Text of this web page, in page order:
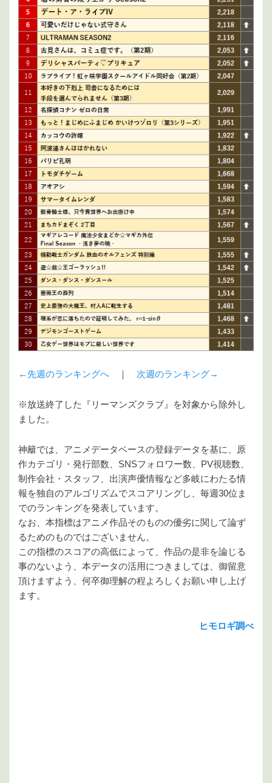
←先週のランキングへ ｜ 次週のランキング→
※放送終了した『リーマンズクラブ』を対象から除外し
ました。
神籬では、アニメデータベースの登録データを基に、原
作カテゴリ・発行部数、SNSフォロワー数、PV視聴数、
制作会社・スタッフ、出演声優情報など多岐にわたる情
報を独自のアルゴリズムでスコアリングし、毎週30位ま
でのランキングを発表しています。
なお、本指標はアニメ作品そのものの優劣に関して論ず
るためのものではございません。
この指標のスコアの高低によって、作品の是非を論じる
事のないよう、本データの活用につきましては、御留意
頂けますよう、何卒御理解の程よろしくお願い申し上げ
ます。
ヒモロギ調べ